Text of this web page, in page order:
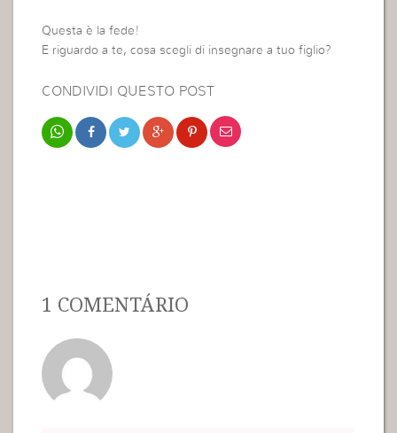
Questa è la fede!
E riguardo a te, cosa scegli di insegnare a tuo figlio?
CONDIVIDI QUESTO POST
1 COMENTÁRIO